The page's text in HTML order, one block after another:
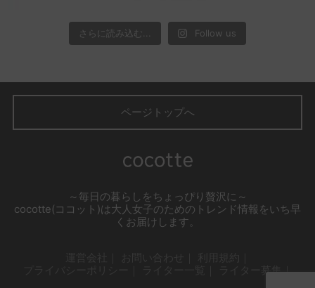
さらに読み込む... Follow us
ページトップへ
～毎日の暮らしをちょっぴり贅沢に～
cocotte(ココット)は大人女子のためのトレンド情報をいち早
くお届けします。
ライター募集